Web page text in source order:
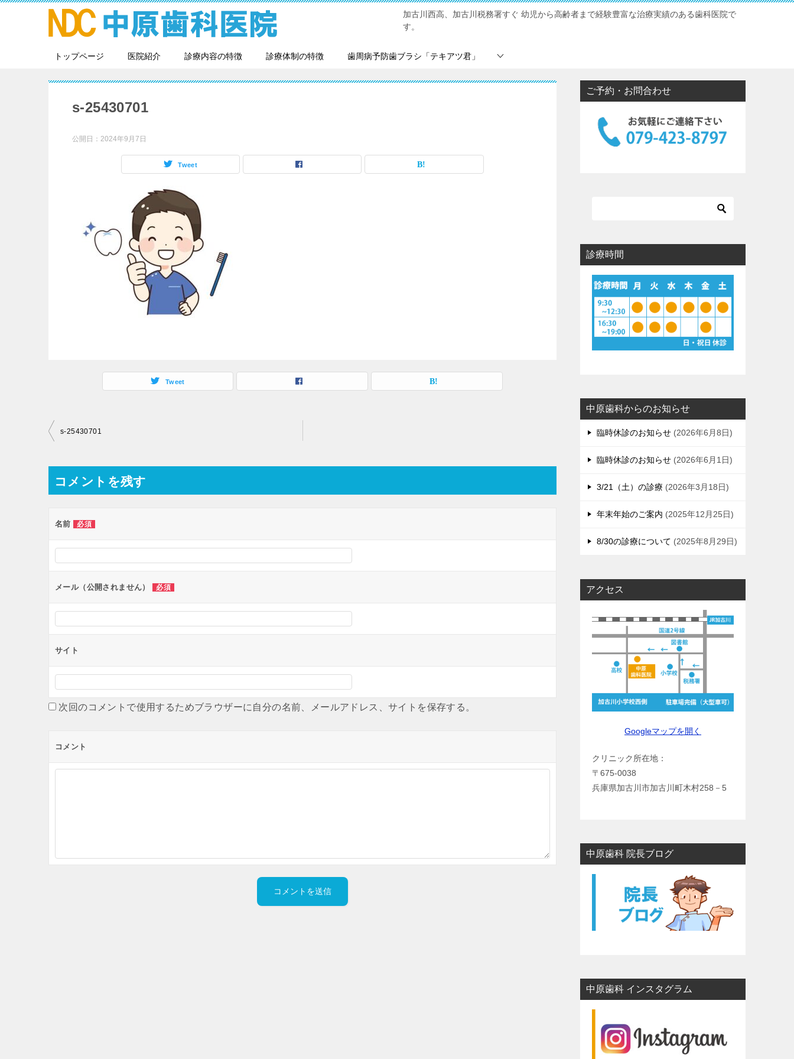
加古川西高、加古川税務署すぐ 幼児から高齢者まで経験豊富な治療実績のある歯科医院で
す。
トップページ 医院紹介 診療内容の特徴 診療体制の特徴 歯周病予防歯ブラシ「テキアツ君」
s-25430701
公開日： 2024年9月7日
Tweet
Tweet
投
ナ
ビ
ー
ョ
ン
s-25430701
コメントを残す
名前 必須
メール（公開されません） 必須
サイト
次回のコメントで使用するためブラウザーに自分の名前、メールアドレス、サイトを保存する。
コメント
ご予約・お問合わせ
診療時間
中原歯科からのお知らせ
臨時休診のお知らせ 2026年6月8日
臨時休診のお知らせ 2026年6月1日
3/21（土）の診療 2026年3月18日
年末年始のご案内 2025年12月25日
8/30の診療について 2025年8月29日
アクセス
Googleマップを開く
クリニック所在地：
〒675-0038
兵庫県加古川市加古川町木村258－5
中原歯科 院長ブログ
中原歯科 インスタグラム